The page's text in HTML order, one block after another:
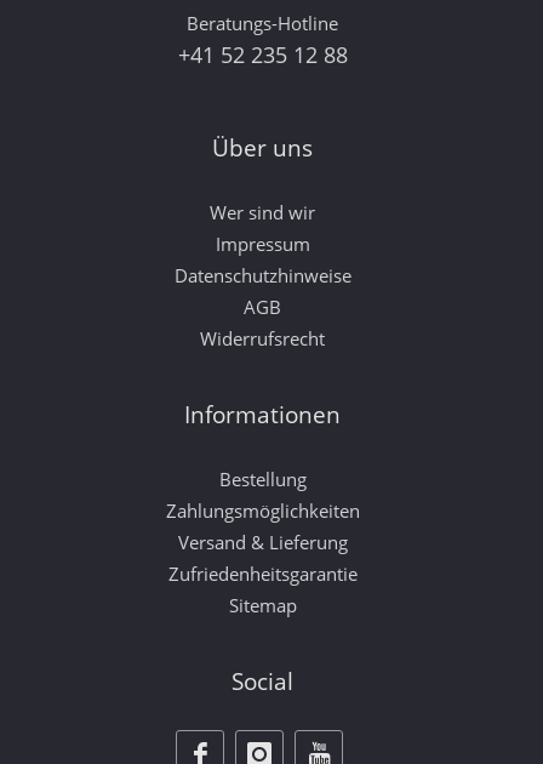
Beratungs-Hotline
+41 52 235 12 88
Über uns
Wer sind wir
Impressum
Datenschutzhinweise
AGB
Widerrufsrecht
Informationen
Bestellung
Zahlungsmöglichkeiten
Versand & Lieferung
Zufriedenheitsgarantie
Sitemap
Social